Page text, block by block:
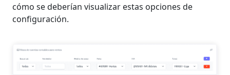
cómo se deberían visualizar estas opciones de
configuración.